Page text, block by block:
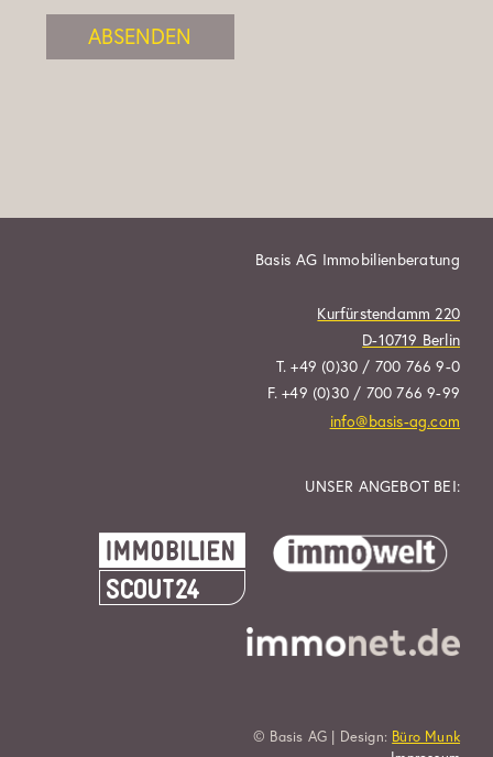
ABSENDEN
Basis AG Immobilienberatung
Kurfürstendamm 220
D-10719 Berlin
T. +49 (0)30 / 700 766 9-0
F. +49 (0)30 / 700 766 9-99
info@basis-ag.com
UNSER ANGEBOT BEI:
© Basis AG | Design: Büro Munk